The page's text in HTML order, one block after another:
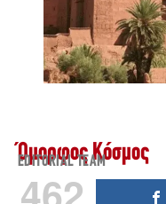
Όμορφος Κόσμος
EDITORIAL TEAM